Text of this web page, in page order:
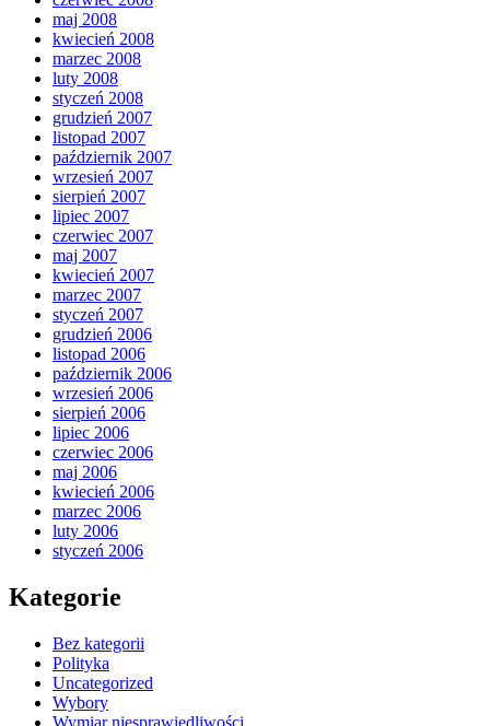
maj 2008
kwiecień 2008
marzec 2008
luty 2008
styczeń 2008
grudzień 2007
listopad 2007
październik 2007
wrzesień 2007
sierpień 2007
lipiec 2007
czerwiec 2007
maj 2007
kwiecień 2007
marzec 2007
styczeń 2007
grudzień 2006
listopad 2006
październik 2006
wrzesień 2006
sierpień 2006
lipiec 2006
czerwiec 2006
maj 2006
kwiecień 2006
marzec 2006
luty 2006
styczeń 2006
Kategorie
Bez kategorii
Polityka
Uncategorized
Wybory